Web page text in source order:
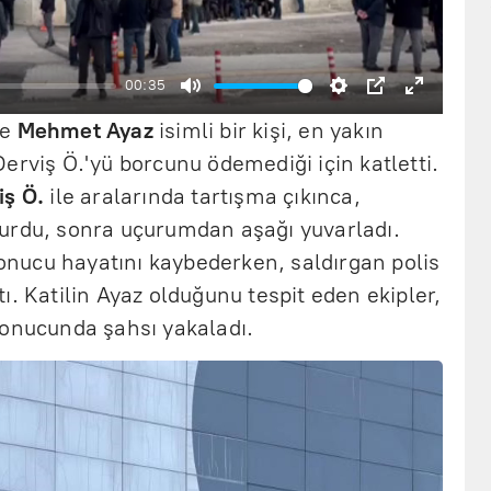
00:35
S
s
s
i
z
A
y
a
r
l
a
P
E
n
r
f
l
a
t
Mehmet Ayazisimli bir kişi, en yakın
Ö.'yü borcunu ödemediği için katletti.
Ö. ile aralarında tartışma çıkınca,
sonra uçurumdan aşağı yuvarladı.
hayatını kaybederken, saldırgan polis
Katilin Ayaz olduğunu tespit eden ekipler,
şahsı yakaladı.